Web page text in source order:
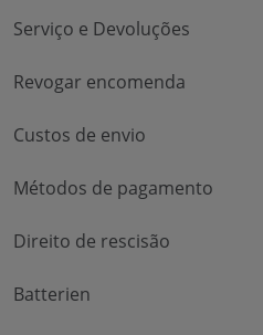
Serviço e Devoluções
Revogar encomenda
Custos de envio
Métodos de pagamento
Direito de rescisão
Batterien